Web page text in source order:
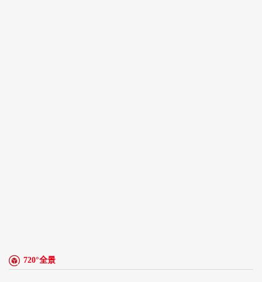
720°全景